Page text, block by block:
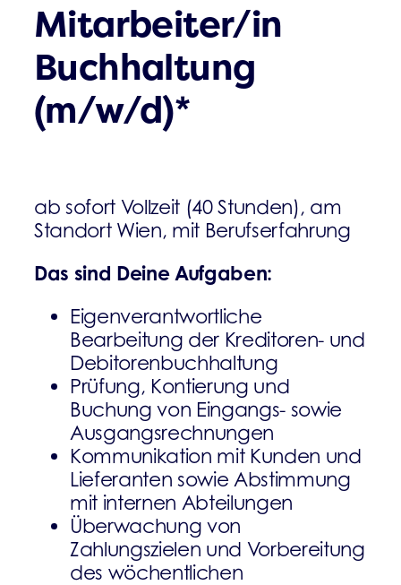
Mitarbeiter/in
Buchhaltung
(m/w/d)*
ab sofort Vollzeit (40 Stunden), am
Standort Wien, mit Berufserfahrung
Das sind Deine Aufgaben:
Eigenverantwortliche
Bearbeitung der Kreditoren- und
Debitorenbuchhaltung
Prüfung, Kontierung und
Buchung von Eingangs- sowie
Ausgangsrechnungen
Kommunikation mit Kunden und
Lieferanten sowie Abstimmung
mit internen Abteilungen
Überwachung von
Zahlungszielen und Vorbereitung
des wöchentlichen